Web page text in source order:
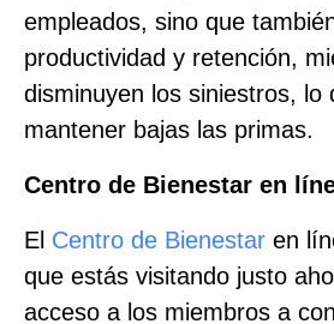
empleados, sino que
productividad y retención,
disminuyen los siniestros, lo
mantener bajas las primas.
Centro de Bienestar en
El Centro de Bienestar en
que estás visitando justo
acceso a los miembros a